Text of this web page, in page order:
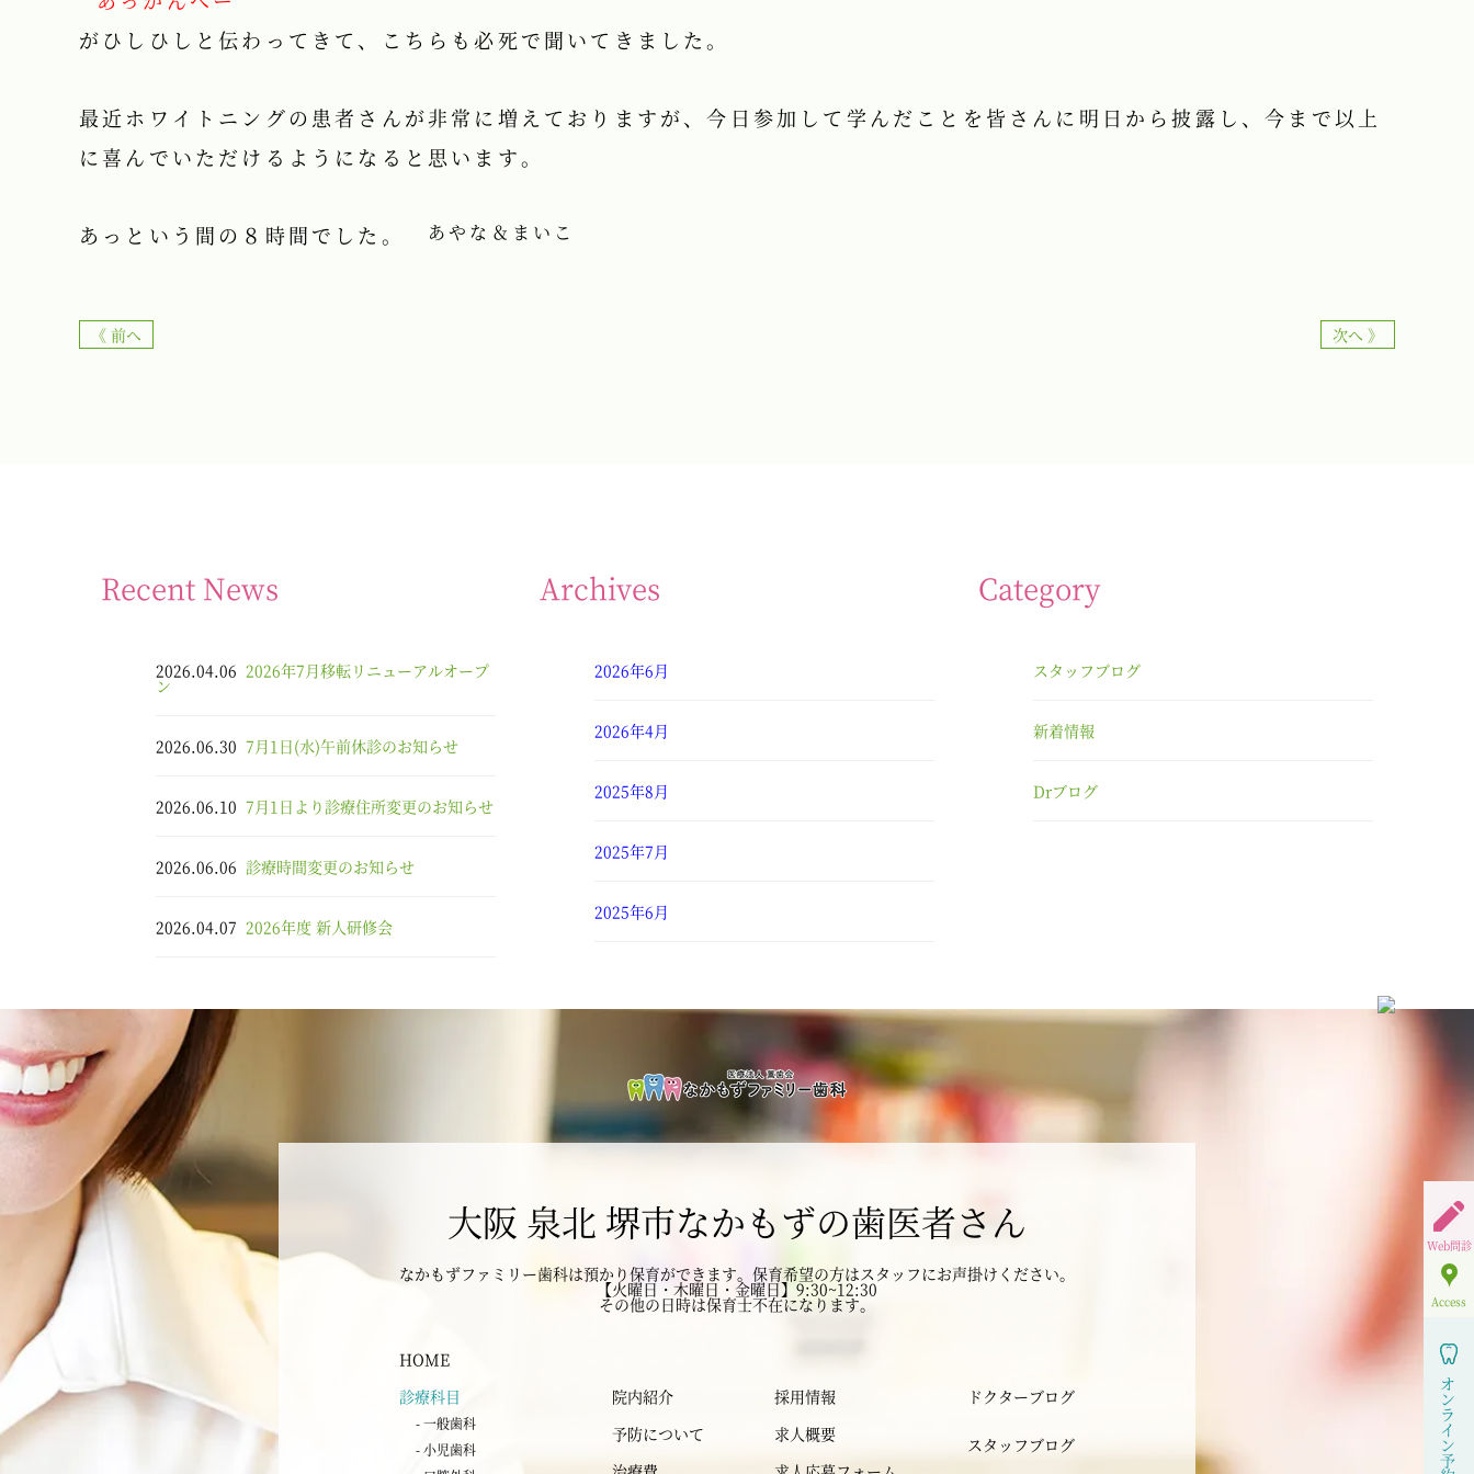
Web問診
Access
オ
ン
ラ
イ
ン
予
がひしひしと伝わってきて、こちらも必死で聞いてきました。
最近ホワイトニングの患者さんが非常に増えておりますが、今日参加して学んだことを 皆さんに明日から披露し、今まで以上
に喜んでいただけるようになると思います。
あっという間の８時間でした。 あやな＆まいこ
《 前へ 次へ 》
Recent News
2026.04.06 2026年7月移転リニューアルオープ
ン
2026.06.30 7月1日(水)午前休診のお知らせ
2026.06.10 7月1日より診療住所変更のお知らせ
2026.06.06 診療時間変更のお知らせ
2026.04.07 2026年度 新人研修会
Archives
2026年6月
2026年4月
2025年8月
2025年7月
2025年6月
2025年2月
2024年12月
2024年11月
2024年9月
Category
スタッフブログ
新着情報
Drブログ
大阪 泉北 堺市なかもずの歯医者さん
なかもずファミリー歯科は預かり保育ができます。 保育希望の方はスタッフにお声掛けください。
【火曜日・木曜日・金曜日】9:30~12:30
その他の日時は保育士不在になります。
HOME
診療科目
- 一般歯科
- 小児歯科
院内紹介
予防について
採用情報
求人概要
ドクターブログ
スタッフブログ